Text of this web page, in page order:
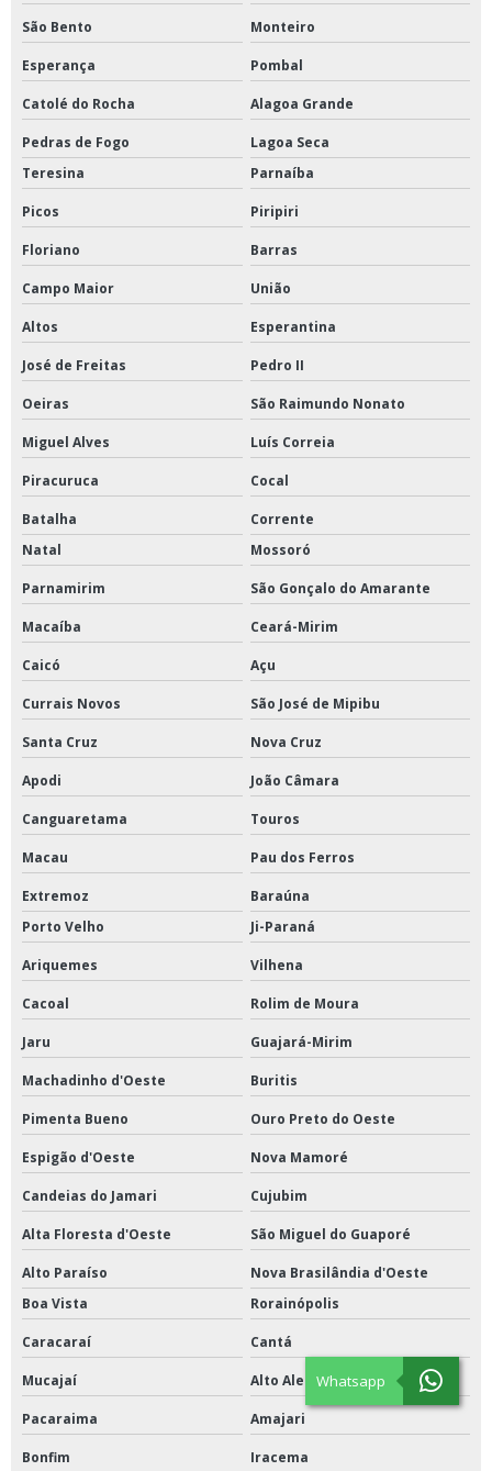
São Bento Monteiro
Esperança Pombal
Catolé do Rocha Alagoa Grande
Pedras de Fogo
Lagoa Seca
Teresina
Parnaíba
Picos Piripiri
Floriano Barras
Campo Maior União
Altos Esperantina
José de Freitas Pedro II
Oeiras São Raimundo Nonato
Miguel Alves Luís Correia
Piracuruca Cocal
Batalha
Corrente
Natal
Mossoró
Parnamirim São Gonçalo do Amarante
Macaíba Ceará-Mirim
Caicó Açu
Currais Novos São José de Mipibu
Santa Cruz Nova Cruz
Apodi João Câmara
Canguaretama Touros
Macau Pau dos Ferros
Extremoz
Baraúna
Porto Velho
Ji-Paraná
Ariquemes Vilhena
Cacoal Rolim de Moura
Jaru Guajará-Mirim
Machadinho d'Oeste Buritis
Pimenta Bueno Ouro Preto do Oeste
Espigão d'Oeste Nova Mamoré
Candeias do Jamari Cujubim
Alta Floresta d'Oeste São Miguel do Guaporé
Alto Paraíso
Nova Brasilândia d'Oeste
Boa Vista
Rorainópolis
Caracaraí Cantá
Mucajaí Alto Alegre
Pacaraima Amajari
Bonfim Iracema
Whatsapp